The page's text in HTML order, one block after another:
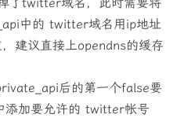
中的 twitter域名用ip地址
建议直接上opendns的缓存
后的第一个false要
添加要允许的 twitter帐号